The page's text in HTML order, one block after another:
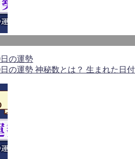
の運勢
日の運勢 神秘数とは？ 生まれた